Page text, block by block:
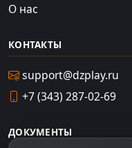
О нас
КОНТАКТЫ
support@dzplay.ru
+7 (343) 287-02-69
ДОКУМЕНТЫ